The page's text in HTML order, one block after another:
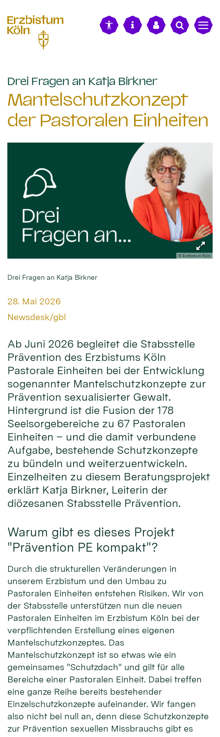
Drei Fragen an Katja Birkner:
Mantelschutzkonzept
der Pastoralen Einheiten
© Erzbistum Köln
Drei Fragen an Katja Birkner
Datum:
28. Mai 2026
Von:
Newsdesk/gbl
Ab Juni 2026 begleitet die Stabsstelle
Prävention des Erzbistums Köln
Pastorale Einheiten bei der Entwicklung
sogenannter Mantelschutzkonzepte zur
Prävention sexualisierter Gewalt.
Hintergrund ist die Fusion der 178
Seelsorgebereiche zu 67 Pastoralen
Einheiten – und die damit verbundene
Aufgabe, bestehende Schutzkonzepte
zu bündeln und weiterzuentwickeln.
Einzelheiten zu diesem Beratungsprojekt
erklärt Katja Birkner, Leiterin der
diözesanen Stabsstelle Prävention.
Warum gibt es dieses Projekt
"Prävention PE kompakt"?
Durch die strukturellen Veränderungen in
unserem Erzbistum und den Umbau zu
Pastoralen Einheiten entstehen Risiken. Wir von
der Stabsstelle unterstützen nun die neuen
Pastoralen Einheiten im Erzbistum Köln bei der
verpflichtenden Erstellung eines eigenen
Mantelschutzkonzeptes. Das
Mantelschutzkonzept ist so etwas wie ein
gemeinsames "Schutzdach" und gilt für alle
Bereiche einer Pastoralen Einheit. Dabei treffen
eine ganze Reihe bereits bestehender
Einzelschutzkonzepte aufeinander. Wir fangen
also nicht bei null an, denn diese Schutzkonzepte
zur Prävention sexuellen Missbrauchs gibt es